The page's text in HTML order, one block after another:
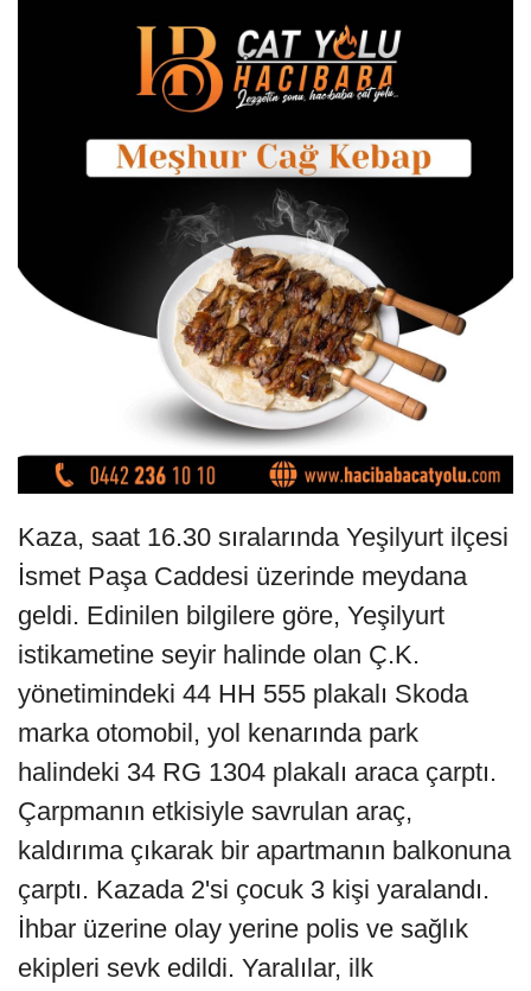
Kaza, saat 16.30 sıralarında Yeşilyurt ilçesi
İsmet Paşa Caddesi üzerinde meydana
geldi. Edinilen bilgilere göre, Yeşilyurt
istikametine seyir halinde olan Ç.K.
yönetimindeki 44 HH 555 plakalı Skoda
marka otomobil, yol kenarında park
halindeki 34 RG 1304 plakalı araca çarptı.
Çarpmanın etkisiyle savrulan araç,
kaldırıma çıkarak bir apartmanın balkonuna
çarptı. Kazada 2'si çocuk 3 kişi yaralandı.
İhbar üzerine olay yerine polis ve sağlık
ekipleri sevk edildi. Yaralılar, ilk